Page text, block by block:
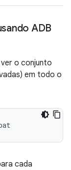
ADB
o conjunto
em todo o
cada